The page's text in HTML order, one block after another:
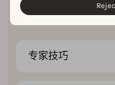
引人入胜、富有
让您爱不释手。
专家技巧